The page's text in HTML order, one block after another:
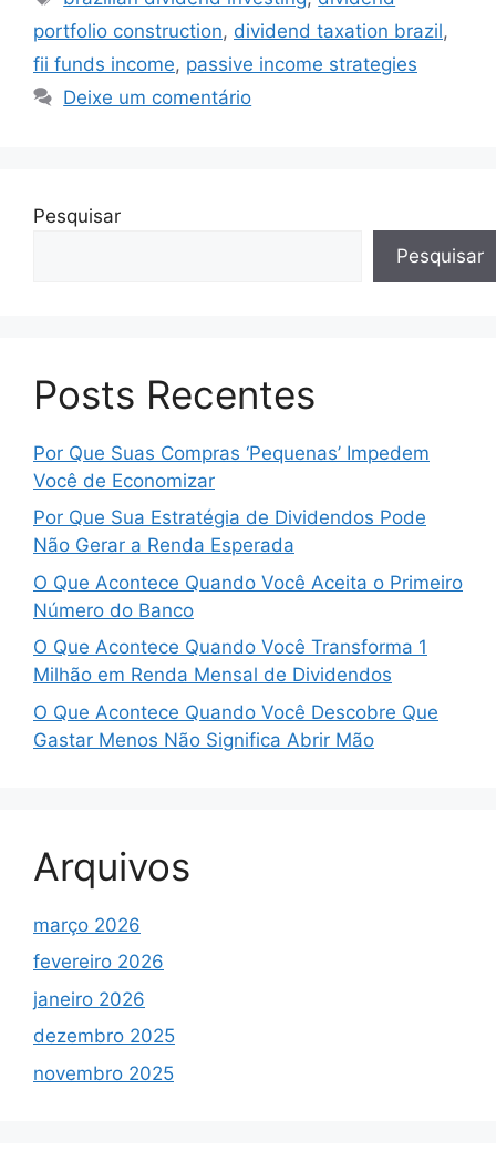
portfolio construction, dividend taxation brazil,
fii funds income, passive income strategies
Deixe um comentário
Pesquisar
Pesquisar
Posts Recentes
Por Que Suas Compras ‘Pequenas’ Impedem
Você de Economizar
Por Que Sua Estratégia de Dividendos Pode
Não Gerar a Renda Esperada
O Que Acontece Quando Você Aceita o Primeiro
Número do Banco
O Que Acontece Quando Você Transforma 1
Milhão em Renda Mensal de Dividendos
O Que Acontece Quando Você Descobre Que
Gastar Menos Não Significa Abrir Mão
Arquivos
março 2026
fevereiro 2026
janeiro 2026
dezembro 2025
novembro 2025